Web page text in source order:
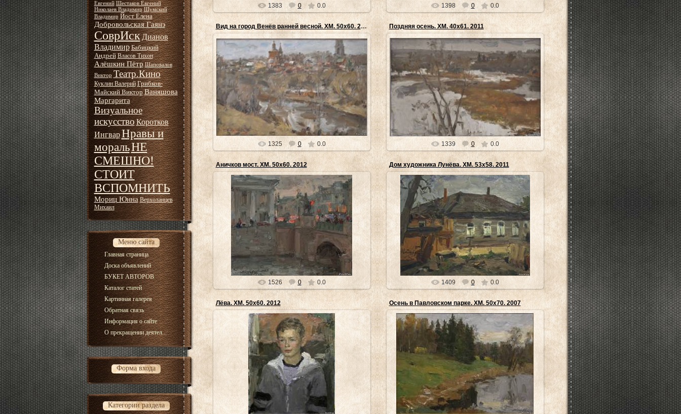
Евгений Шестаков Евгений
Николаев Владимир Шумский
Владимир Йост Елена
Добровольская Гаянэ
СоврИскДианов
Владимир Бабицкий
Андрей Власов Тихон
Алёшкин Пётр Шаповалов
Виктор Театр.Кино
Куклин Валерий Грибков-
Майский Виктор Ваняшова
Маргарита
Визуальное
искусствоКоротков
ИнгварНравы и
моральНЕ
СМЕШНО!
СТОИТ
ВСПОМНИТЬ
Мориц Юнна Верхоланцев
Михаил
Меню сайта
Главная страница
Доска объявлений
БУКЕТ АВТОРОВ
Каталог статей
Картинная галерея
Обратная связь
Информация о сайте
О прекращении деятел...
Форма входа
Категории раздела
1383 0 0.0 1398 0 0.0
Вид на город Венёв ранней весной. ХМ. 50х60. 2011
24.04.2014
"Шевченко пишет не всегда красивый мир, который
надо уметь принимать, как он есть. Шевченко не
делает того, что сдела...
museyra
1325 0 0.0
Поздняя осень. ХМ. 40х61. 2011
23.04.2014
Картины Михаила Шевченко неброски и потому
непривлекательны для неискушенного зрителя. Для
того, чтобы понять и "умет...
museyra
1339 0 0.0
Аничков мост. ХМ. 50х60. 2012
23.04.2014
Михаил Сергеевич Шевченко родился в 1963 году в
селе Веселое Красногвардейского района
Белгородской области, служил в...
1526 0 0.0
Дом художника Лунёва. ХМ. 53х58. 2011
24.04.2014
Картины М.С. Шевченко хранятся в Тульском и
Калужском областных художественных музеях,
Государственном мемориальном и...
museyra
1409 0 0.0
Лёва. ХМ. 50х60. 2012
24.04.2014
Картины М.С. Шевченко хранятся в Тульском и
Калужском областных художественных музеях,
Государственном мемориальном и...
museyra
Осень в Павловском парке. ХМ. 50х70. 2007
24.04.2014
"... его картины некрасивы, а их цимес состоит в
том, что автор – профессиональный художник –
это знает и бескомпроми...
museyra